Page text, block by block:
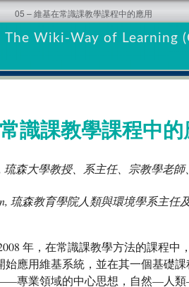
The Wiki-Way of Learning
05 – 維基在常識課教學課程中的應用
識課教學課程中的
琉森大學教授、系主任、宗教學老
琉森教育學院人類與環境學系主任
年，在常識課教學方法的課程中
始應用維基系統，並在其一個基礎課
專業領域的中心思想，自然—人